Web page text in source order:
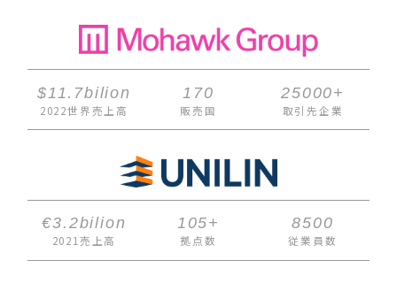
$11.7bilion
2022世界売上高
170
販売国
25000+
取引先企業
€3.2bilion
2021売上高
105+
拠点数
8500
従業員数